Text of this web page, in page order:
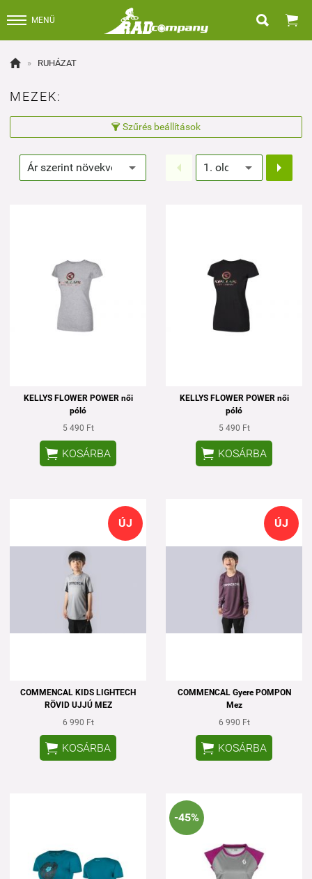
MENÜ  
 » RUHÁZAT
MEZEK:
 Szűrés beállítások
 
KELLYS FLOWER POWER női
póló
5 490 Ft
 KOSÁRBA
KELLYS FLOWER POWER női
póló
5 490 Ft
 KOSÁRBA
ÚJ
COMMENCAL KIDS LIGHTECH
RÖVID UJJÚ MEZ
6 990 Ft
 KOSÁRBA
ÚJ
COMMENCAL Gyere POMPON
Mez
6 990 Ft
 KOSÁRBA
-45%